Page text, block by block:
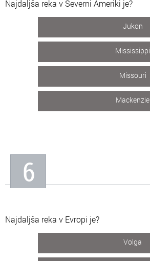
Najdaljša reka v Severni Ameriki je?
Jukon
Mississippi
Missouri
Mackenzie
6
Najdaljša reka v Evropi je?
Volga